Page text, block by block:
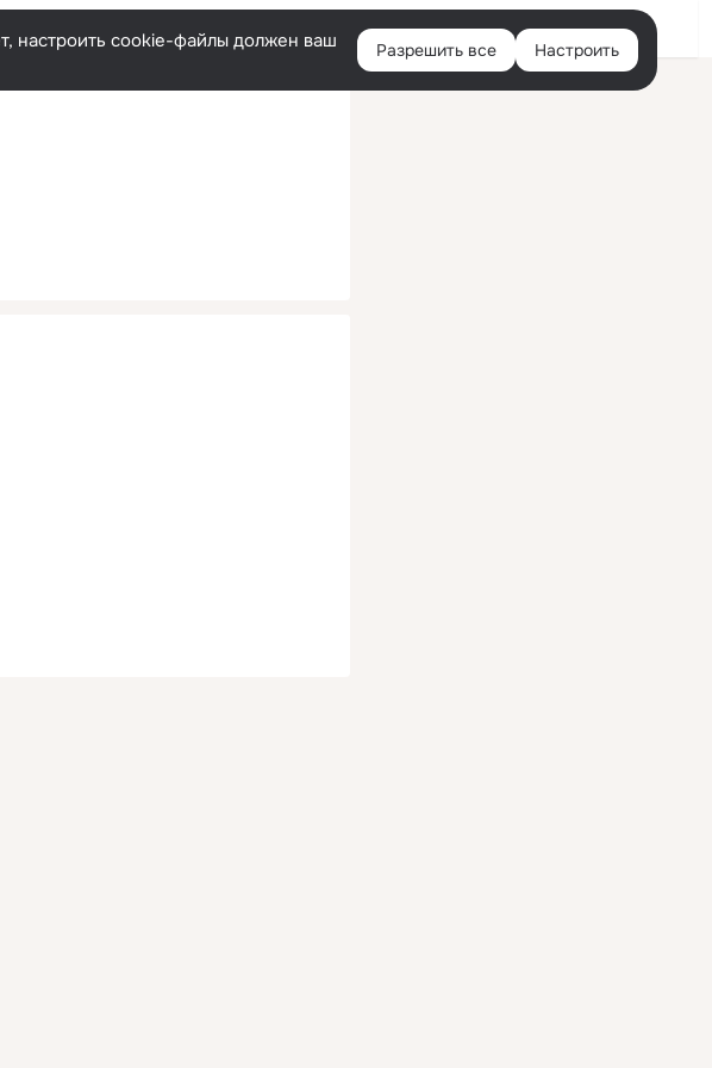
Русский Войти
настроить cookie-файлы должен ваш
Разрешить все Настроить